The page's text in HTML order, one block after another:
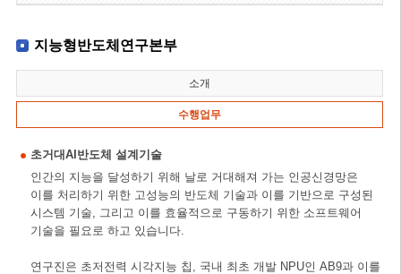
지능형반도체연구본부
소개
수행업무
초거대AI반도체 설계기술
인간의 지능을 달성하기 위해 날로 거대해져 가는 인공신경망은
이를 처리하기 위한 고성능의 반도체 기술과 이를 기반으로 구성된
시스템 기술, 그리고 이를 효율적으로 구동하기 위한 소프트웨어
기술을 필요로 하고 있습니다.
연구진은 초저전력 시각지능 칩, 국내 최초 개발 NPU인 AB9과 이를